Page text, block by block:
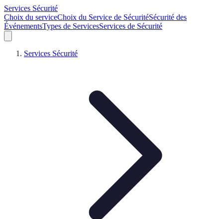
Services Sécurité
Choix du serviceChoix du Service de SécuritéSécurité des
ÉvénementsTypes de ServicesServices de Sécurité
Services Sécurité